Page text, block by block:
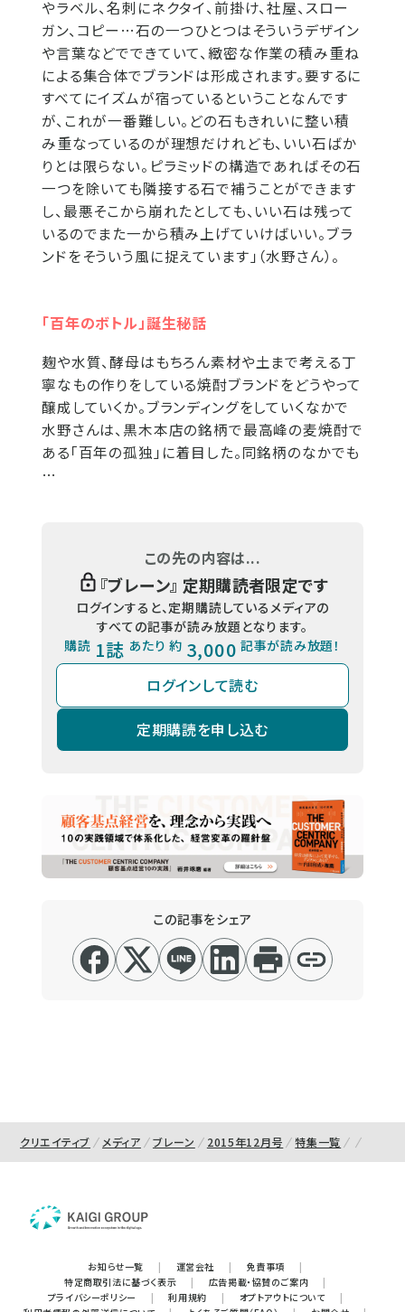
やラベル、名刺にネクタイ、前掛け、社屋、スロー
ガン、コピー…石の一つひとつはそういうデザイン
や言葉などでできていて、緻密な作業の積み重ね
による集合体でブランドは形成されます。要するに
すべてにイズムが宿っているということなんです
が、これが一番難しい。どの石もきれいに整い積
み重なっているのが理想だけれども、いい石ばか
りとは限らない。ピラミッドの構造であればその石
一つを除いても隣接する石で補うことができます
し、最悪そこから崩れたとしても、いい石は残って
いるのでまた一から積み上げていけばいい。ブラ
ンドをそういう風に捉えています」（水野さん）。
「百年のボトル」誕生秘話
麹や水質、酵母はもちろん素材や土まで考える丁
寧なもの作りをしている焼酎ブランドをどうやって
醸成していくか。ブランディングをしていくなかで
水野さんは、黒木本店の銘柄で最高峰の麦焼酎で
ある「百年の孤独」に着目した。同銘柄のなかでも
…
この先の内容は...
『ブレーン』 定期購読者限定です
ログインすると、定期購読しているメディアの
すべての記事が読み放題となります。
購読 1誌 あたり 約 3,000 記事が読み放題！
ログインして読む
定期購読を申し込む
この記事をシェア
クリエイティブ メディア ブレーン 2015年12月号 特集一覧
お知らせ一覧 | 運営会社 | 免責事項
|
特定商取引法に基づく表示
| 広告掲載・協賛のご案内
|
プライバシーポリシー
| 利用規約 | オプトアウトについて
|